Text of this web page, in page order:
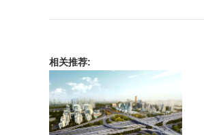
相关推荐: